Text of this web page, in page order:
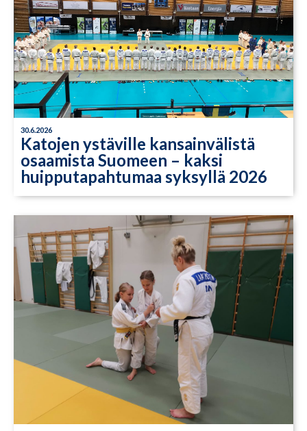
30.6.2026
Katojen ystäville kansainvälistä
osaamista Suomeen – kaksi
huipputapahtumaa syksyllä 2026